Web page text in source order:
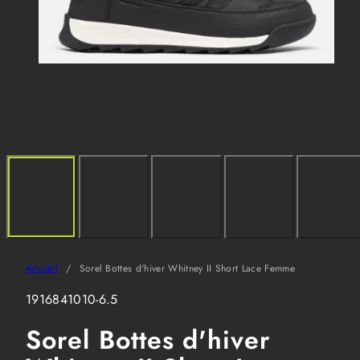
Accueil Sorel Bottes d'hiver Whitney II Short Lace Femme
SKU:
1916841010-6.5
Sorel Bottes d'hiver